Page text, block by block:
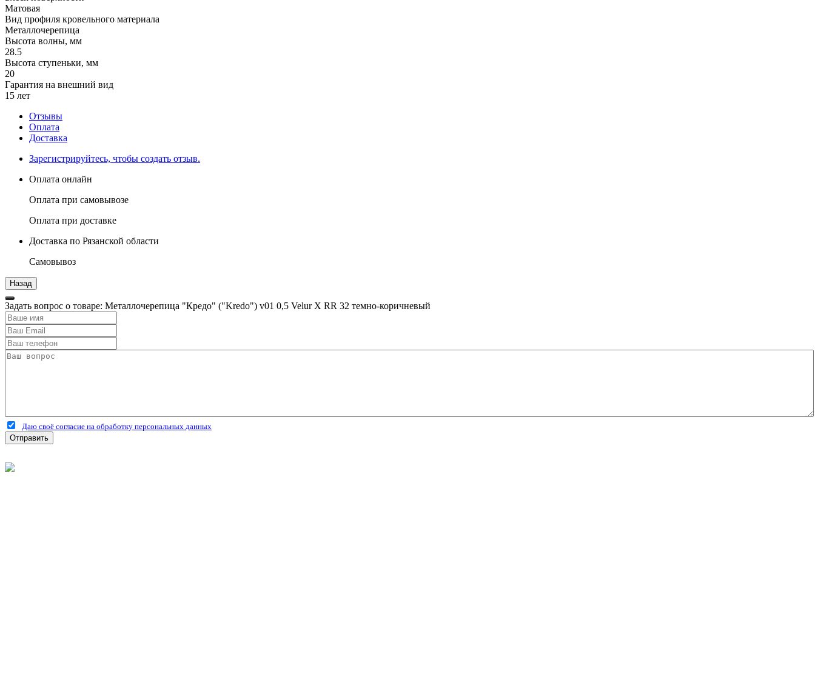
Матовая
Вид профиля кровельного материала
Металлочерепица
Высота волны, мм
28.5
Высота ступеньки, мм
20
Гарантия на внешний вид
15 лет
Отзывы
Оплата
Доставка
Зарегистрируйтесь, чтобы создать отзыв.
Оплата онлайн
Оплата при самовывозе
Оплата при доставке
Доставка по Рязанской области
Самовывоз
Задать вопрос о товаре: Металлочерепица "Кредо" ("Kredo") v01 0,5 Velur X RR 32 темно-коричневый
Даю своё согласие на обработку персональных данных
Отправить